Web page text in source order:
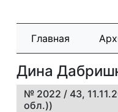
Главная
Дина
№ 2022 / 43,
обл.))